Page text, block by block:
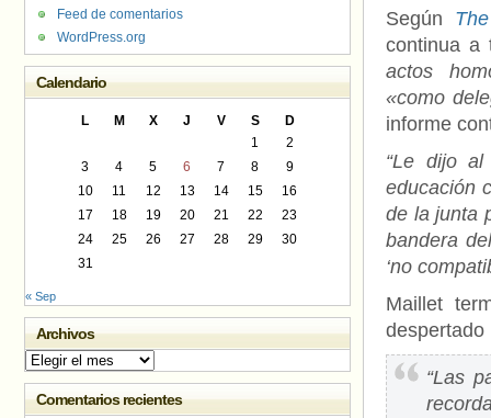
Según
continua a
actos
«como
informe
“Le dijo al
educación
de la junta
bandera
‘no
Maillet
despertado
“Las
Feed de comentarios
WordPress.org
Calendario
L M X J V S
D
1
2
3
4 5 6 7 8
9
10
11 12 13 14 15
16
17
18 19 20 21 22
23
24
25 26 27 28 29
30
31
« Sep
Archivos
Archivos
Comentarios recientes